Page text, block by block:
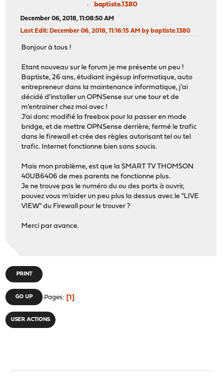
baptiste.1380
December 06, 2018, 11:08:50 AM
Last Edit: December 06, 2018, 11:16:15 AM by baptiste.1380
Bonjour à tous !
Etant nouveau sur le forum je me présente un peu !
Baptiste, 26 ans, étudiant ingésup informatique, auto
entrepreneur dans la maintenance informatique, j'ai
décidé d'installer un OPNSense sur une tour et de
m'entrainer chez moi avec !
J'ai donc modifié la freebox pour la passer en mode
bridge, et de mettre OPNSense derrière, fermé le trafic
dans le firewall et crée des règles autorisant tel ou tel
trafic. Internet fonctionne bien sans soucis.
Mais mon problème, est que la SMART TV THOMSON
40UB6406 de mes parents ne fonctionne plus.
Je ne trouve pas le numéro du ou des ports à ouvrir,
pouvez vous m'aider un peu plus la dessus avec le "LIVE
VIEW" du Firewall pour le trouver ?
Merci par avance.
PRINT
GO UP Pages 1
USER ACTIONS